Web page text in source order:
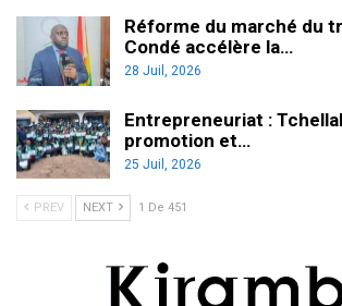
Réforme du marché du
Condé accélère la…
28 Juil, 2026
Entrepreneuriat :
promotion et…
25 Juil, 2026
PREV NEXT 1 De 451